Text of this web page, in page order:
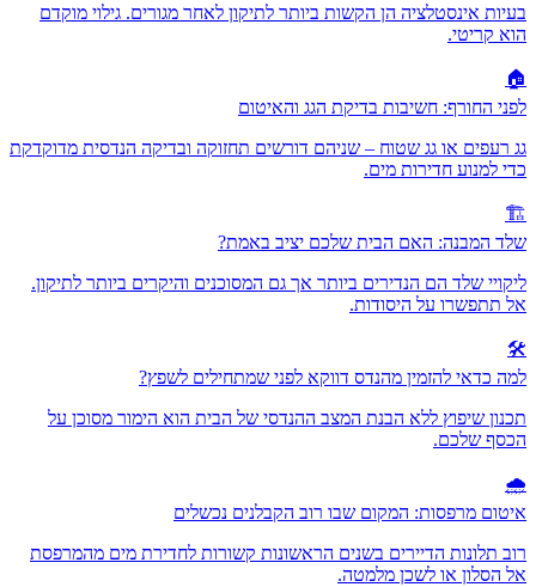
בעיות אינסטלציה הן הקשות ביותר לתיקון לאחר מגורים. גילוי מוקדם
הוא קריטי.
🏠
לפני החורף: חשיבות בדיקת הגג והאיטום
גג רעפים או גג שטוח – שניהם דורשים תחזוקה ובדיקה הנדסית מדוקדקת
כדי למנוע חדירות מים.
🏗️
שלד המבנה: האם הבית שלכם יציב באמת?
ליקויי שלד הם הנדירים ביותר אך גם המסוכנים והיקרים ביותר לתיקון.
אל תתפשרו על היסודות.
🛠️
למה כדאי להזמין מהנדס דווקא לפני שמתחילים לשפץ?
תכנון שיפוץ ללא הבנת המצב ההנדסי של הבית הוא הימור מסוכן על
הכסף שלכם.
🌧️
איטום מרפסות: המקום שבו רוב הקבלנים נכשלים
רוב תלונות הדיירים בשנים הראשונות קשורות לחדירת מים מהמרפסת
אל הסלון או לשכן מלמטה.